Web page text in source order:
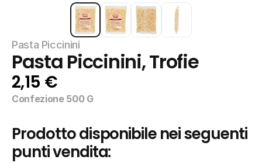
Pasta Piccinini
Pasta Piccinini, Trofie
2,15 €
Confezione 500 G
Prodotto disponibile nei seguenti
punti vendita: